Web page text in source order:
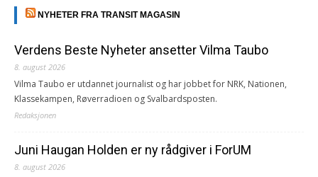
NYHETER FRA TRANSIT MAGASIN
Verdens Beste Nyheter ansetter Vilma Taubo
8. august 2026
Vilma Taubo er utdannet journalist og har jobbet for NRK, Nationen,
Klassekampen, Røverradioen og Svalbardsposten.
Redaksjonen
Juni Haugan Holden er ny rådgiver i ForUM
8. august 2026